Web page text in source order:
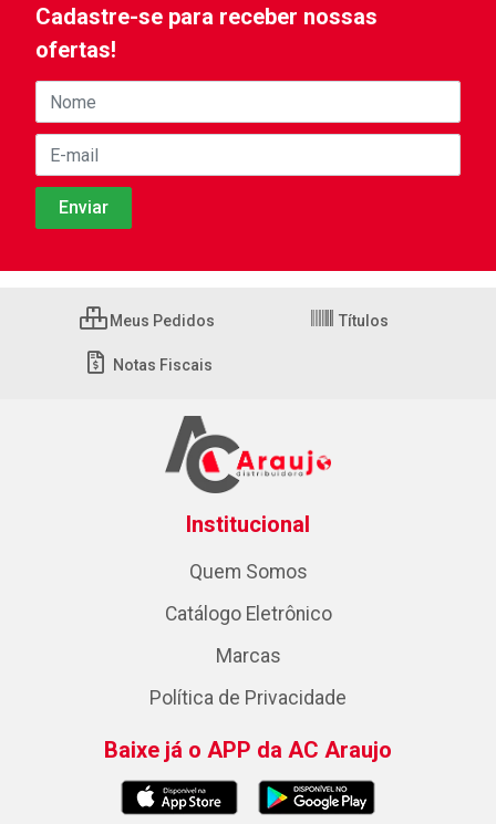
Cadastre-se para receber nossas
ofertas!
Meus Pedidos Títulos
Notas Fiscais
Institucional
Quem Somos
Catálogo Eletrônico
Marcas
Política de Privacidade
Baixe já o APP da AC Araujo